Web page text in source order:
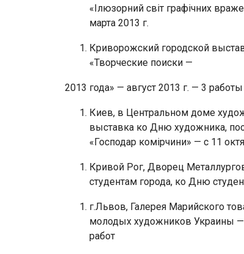
«Ілюзорний світ графічних
марта 2013 г.
Криворожский городской
«Творческие поиски —
2013 года» — август 2013 г. — 3 работы
Киев, в Центральном доме
выставка ко Дню художника,
«Господар комірчини» — с 11
Кривой Рог, Дворец
студентам города, ко Дню
г.Львов, Галерея Марийского
молодых художников Украины —
работ